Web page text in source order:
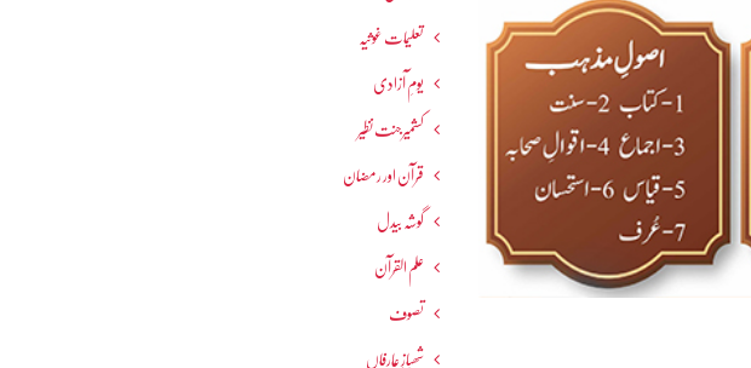
تعلیمات غوثیہ
یومِ آزادی
کشمیرجنت نظیر
قرآن اور رمضان
گوشہ بیدل
علم القرآن
تصوف
شھبازِ عارفاں